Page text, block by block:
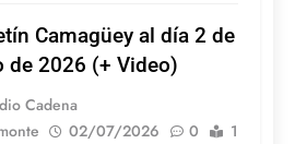
Camagüey al día 2 de
de 2026 (+ Video)
Cadena
02/07/2026 0
1